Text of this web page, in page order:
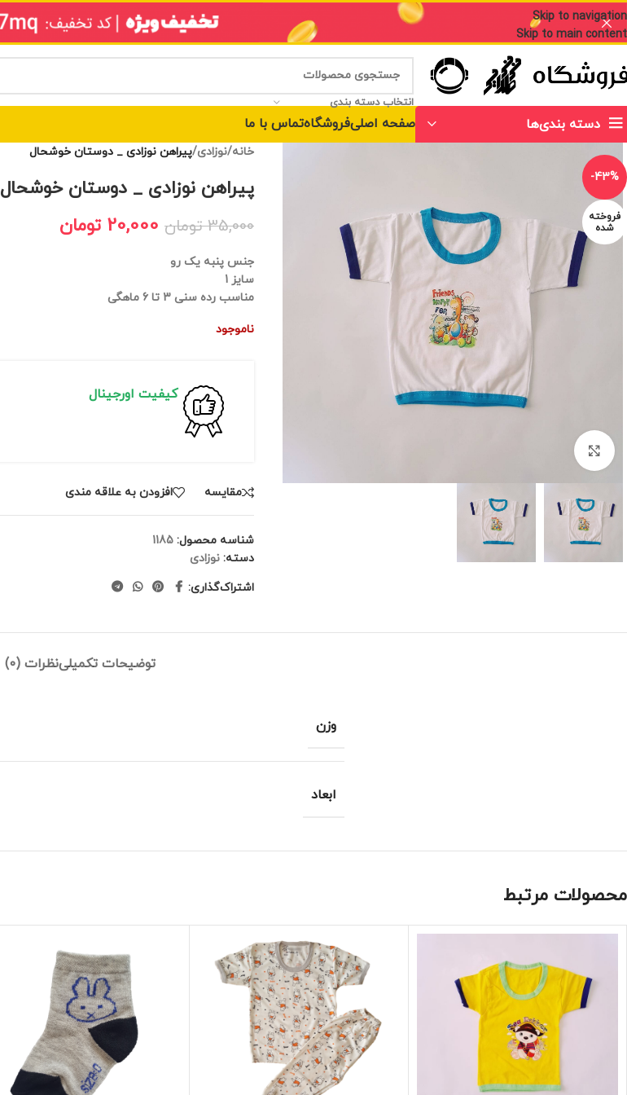
Skip to navigation
Skip to main content
انتخاب دسته بندی
دسته بندی‌ها صفحه اصلیفروشگاهتماس با ما
-43%
فروخته
شده
خانه/نوزادی/پیراهن نوزادی _ دوستان خوشحال
پیراهن نوزادی _ دوستان خوشحال
35,000 تومان 20,000 تومان
جنس پنبه یک رو
سایز 1
مناسب رده سنی 3 تا 6 ماهگی
ناموجود
کیفیت اورجینال
مقايسه افزودن به علاقه مندی
شناسه محصول: 1185
دسته: نوزادی
اشتراک‌گذاری:
توضیحات تکمیلینظرات (0)
وزن
ابعاد
محصولات مرتبط